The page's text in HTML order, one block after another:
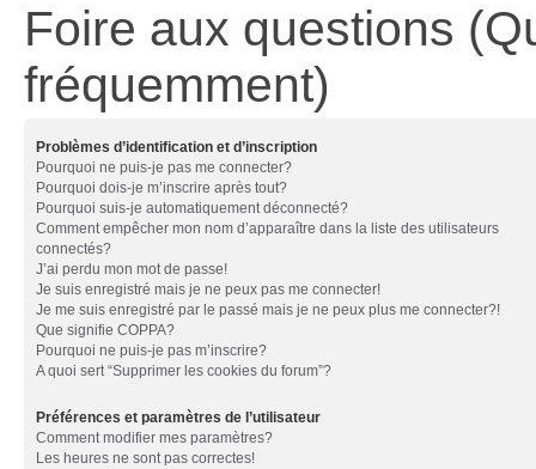
Foire aux questions
fréquemment)
Problèmes d’identification et d’inscription
Pourquoi ne puis-je pas me connecter?
Pourquoi dois-je m’inscrire après tout?
Pourquoi suis-je automatiquement déconnecté?
Comment empêcher mon nom d’apparaître dans la liste des utilisateurs
connectés?
J’ai perdu mon mot de passe!
Je suis enregistré mais je ne peux pas me connecter!
Je me suis enregistré par le passé mais je ne peux plus me connecter?!
Que signifie COPPA?
Pourquoi ne puis-je pas m’inscrire?
A quoi sert “Supprimer les cookies du forum”?
Préférences et paramètres de l’utilisateur
Comment modifier mes paramètres?
Les heures ne sont pas correctes!